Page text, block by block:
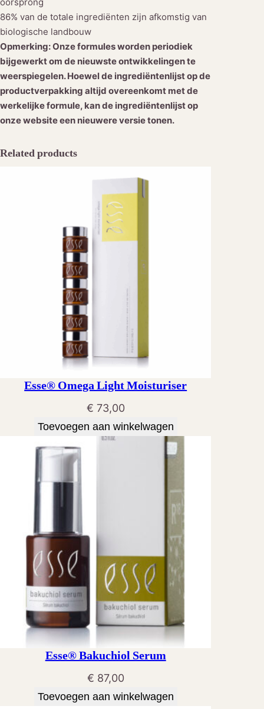
86% van de totale ingrediënten zijn afkomstig van
biologische landbouw
Opmerking: Onze formules worden periodiek
bijgewerkt om de nieuwste ontwikkelingen te
weerspiegelen. Hoewel de ingrediëntenlijst op de
productverpakking altijd overeenkomt met de
werkelijke formule, kan de ingrediëntenlijst op
onze website een nieuwere versie tonen.
Related products
Esse® Omega Light Moisturiser
€ 73,00
Toevoegen aan winkelwagen
Esse® Bakuchiol Serum
€ 87,00
Toevoegen aan winkelwagen